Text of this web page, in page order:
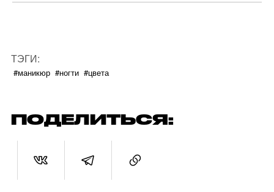
ТЭГИ:
#маникюр #ногти #цвета
ПОДЕЛИТЬСЯ: